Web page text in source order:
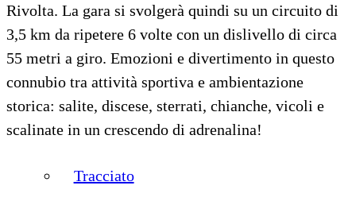
Rivolta. La gara si svolgerà quindi su un circuito di
3,5 km da ripetere 6 volte con un dislivello di circa
55 metri a giro. Emozioni e divertimento in questo
connubio tra attività sportiva e ambientazione
storica: salite, discese, sterrati, chianche, vicoli e
scalinate in un crescendo di adrenalina!
Tracciato